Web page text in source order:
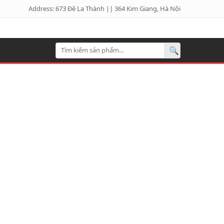
Address: 673 Đê La Thành || 364 Kim Giang, Hà Nội
🔍